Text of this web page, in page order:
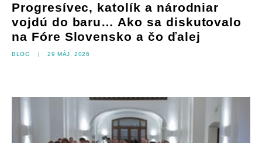
Progresívec, katolík a národniar
vojdú do baru… Ako sa diskutovalo
na Fóre Slovensko a čo ďalej
Blog | 29 máj, 2026